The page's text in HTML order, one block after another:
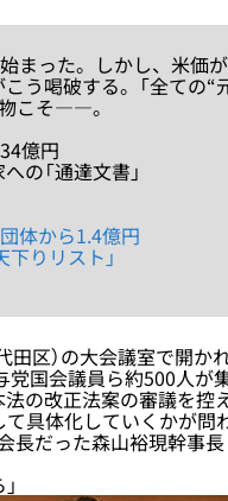
まった。しかし、米価
う喝破する。「全ての“
こそ――。
億円
「通達文書」
体から1.4億円
りリスト」
区）の大会議室で開か
党国会議員ら約500人が
の改正法案の審議を控
具体化していくかが問
だった森山裕現幹事長